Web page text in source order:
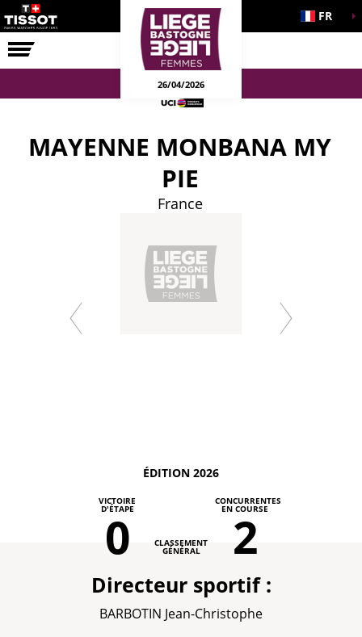
COURSE FR
26/04/2026
MAYENNE MONBANA MY
PIE
France
ÉDITION 2026
VICTOIRE
D'ÉTAPE
0 CLASSEMENT
GÉNÉRAL
CONCURRENTES
EN COURSE
2
Directeur sportif :
BARBOTIN Jean-Christophe